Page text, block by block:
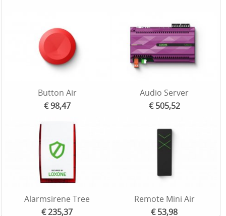
Button Air
€ 98,47
Audio Server
€ 505,52
Alarmsirene Tree
€ 235,37
Remote Mini Air
€ 53,98